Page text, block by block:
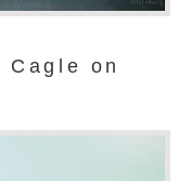
on